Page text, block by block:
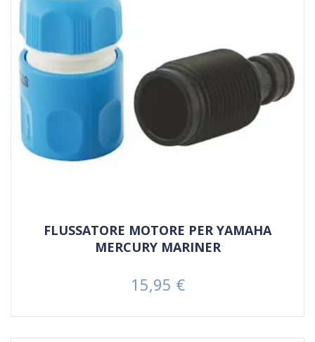
FLUSSATORE MOTORE PER YAMAHA
MERCURY MARINER
Prezzo
15,95 €